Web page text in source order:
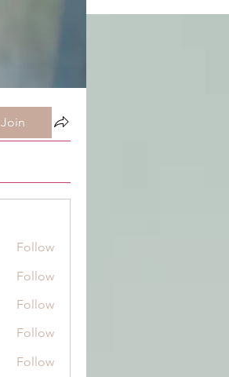
Join
Follow
Follow
Follow
Follow
Follow